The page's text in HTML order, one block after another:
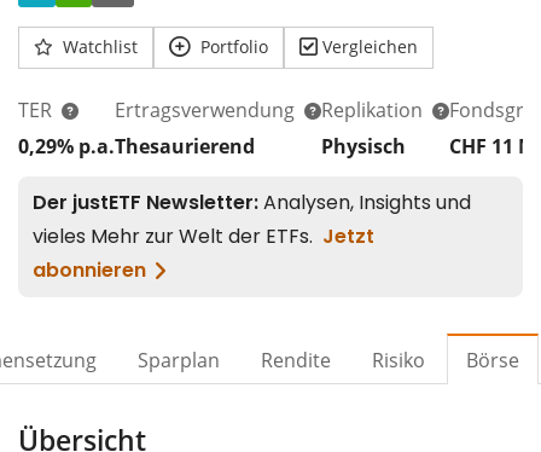
Watchlist Portfolio Vergleichen
TER
0,29% p.a.
Ertragsverwendung
Thesaurierend
Replikation
Physisch
CHF 11
Sparplan Rendite Risiko Börse
Übersicht